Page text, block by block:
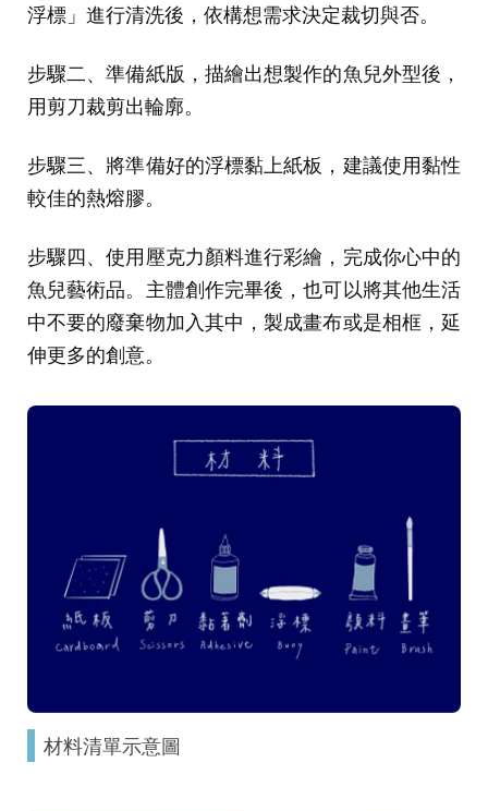
浮標」進行清洗後，依構想需求決定裁切與否。
步驟二、準備紙版，描繪出想製作的魚兒外型後，
用剪刀裁剪出輪廓。
步驟三、將準備好的浮標黏上紙板，建議使用黏性
較佳的熱熔膠。
步驟四、使用壓克力顏料進行彩繪，完成你心中的
魚兒藝術品。主體創作完畢後，也可以將其他生活
中不要的廢棄物加入其中，製成畫布或是相框，延
伸更多的創意。
材料清單示意圖